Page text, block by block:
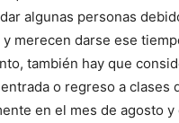
algunas personas
merecen darse ese
también hay que
o regreso a clases
en el mes de agosto